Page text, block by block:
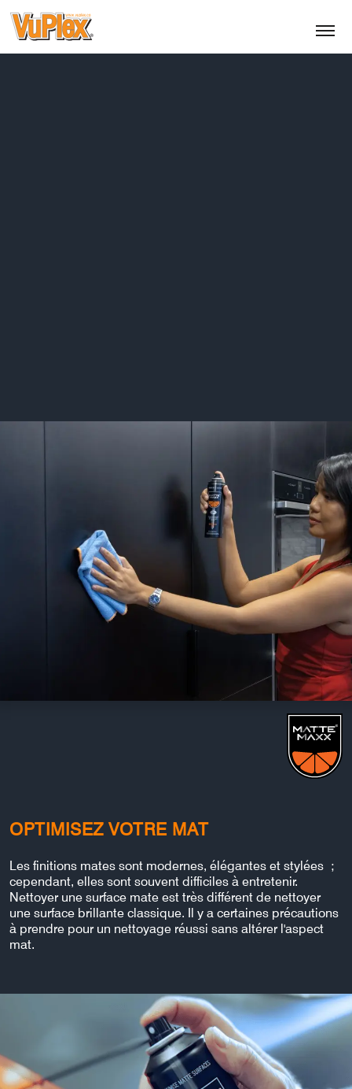
OPTIMISEZ VOTRE MAT
Les finitions mates sont modernes, élégantes et stylées ;
cependant, elles sont souvent difficiles à entretenir.
Nettoyer une surface mate est très différent de nettoyer
une surface brillante classique. Il y a certaines précautions
à prendre pour un nettoyage réussi sans altérer l'aspect
mat.